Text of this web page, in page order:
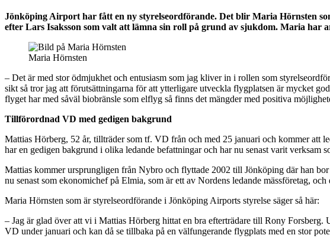
Jönköping Airport har fått en ny styrelseordförande. Det blir Maria Hörnsten
efter Lars Isaksson som valt att lämna sin roll på grund av sjukdom. Maria har
Maria Hörnsten
– Det är med stor ödmjukhet och entusiasm som jag kliver in i rollen som
sikt så tror jag att förutsättningarna för att ytterligare utveckla flygplatsen är mycket
flyget har med såväl biobränsle som elflyg så finns det mängder med positiva
Tillförordnad VD med gedigen bakgrund
Mattias Hörberg, 52 år, tillträder som tf. VD från och med 25 januari och kommer att
har en gedigen bakgrund i olika ledande befattningar och har nu senast varit verksam
Mattias kommer ursprungligen från Nybro och flyttade 2002 till Jönköping där han
nu senast som ekonomichef på Elmia, som är ett av Nordens ledande mässföretag,
Maria Hörnsten som är styrelseordförande i Jönköping Airports styrelse säger så här:
– Jag är glad över att vi i Mattias Hörberg hittat en bra efterträdare till Rony
VD under januari och kan då se tillbaka på en välfungerande flygplats med en stor